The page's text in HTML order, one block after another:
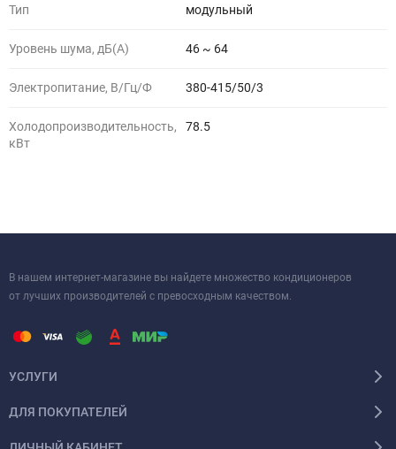
Тип модульный
Уровень шума, дБ(A) 46 ~ 64
Электропитание, В/Гц/Ф 380-415/50/3
Холодопроизводительность,
кВт
78.5
В нашем интернет-магазине вы найдете множество кондиционеров
от лучших производителей с превосходным качеством.
УСЛУГИ
ДЛЯ ПОКУПАТЕЛЕЙ